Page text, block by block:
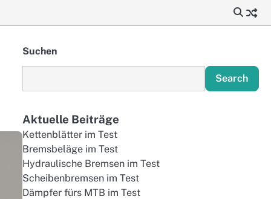
Suchen
Search
Aktuelle Beiträge
Kettenblätter im Test
Bremsbeläge im Test
Hydraulische Bremsen im Test
Scheibenbremsen im Test
Dämpfer fürs MTB im Test